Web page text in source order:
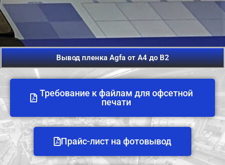
Вывод пленка Agfa от А4 до B2
Требование к файлам для офсетной
печати
Прайс-лист на фотовывод